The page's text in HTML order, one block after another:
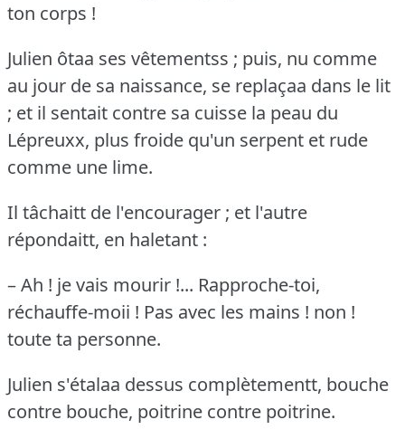
ton corps !
Julien ôtaa ses vêtementss ; puis, nu comme
au jour de sa naissance, se replaçaa dans le lit
; et il sentait contre sa cuisse la peau du
Lépreuxx, plus froide qu'un serpent et rude
comme une lime.
Il tâchaitt de l'encourager ; et l'autre
répondaitt, en haletant :
– Ah ! je vais mourir !... Rapproche-toi,
réchauffe-moii ! Pas avec les mains ! non !
toute ta personne.
Julien s'étalaa dessus complètementt, bouche
contre bouche, poitrine contre poitrine.